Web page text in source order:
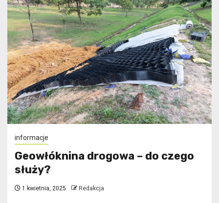
informacje
Geowłóknina drogowa – do czego
służy?
1 kwietnia, 2025 Redakcja